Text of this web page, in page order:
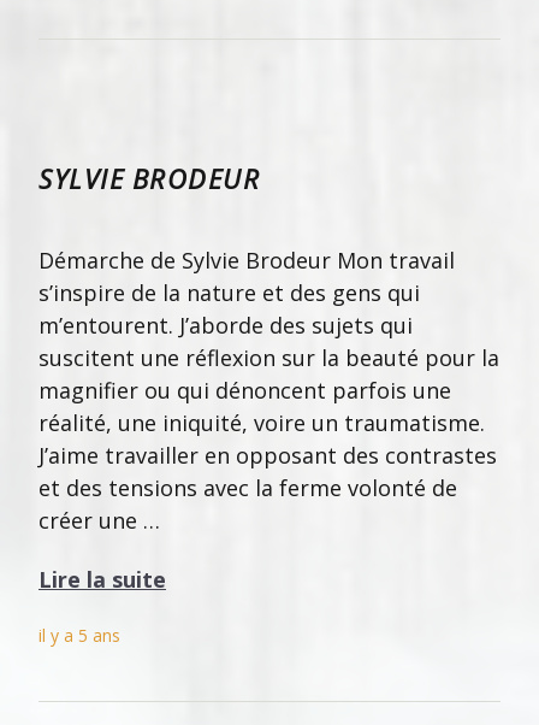
SYLVIE BRODEUR
Démarche de Sylvie Brodeur Mon travail
s’inspire de la nature et des gens qui
m’entourent. J’aborde des sujets qui
suscitent une réflexion sur la beauté pour la
magnifier ou qui dénoncent parfois une
réalité, une iniquité, voire un traumatisme.
J’aime travailler en opposant des contrastes
et des tensions avec la ferme volonté de
créer une …
Lire la suite
il y a 5 ans